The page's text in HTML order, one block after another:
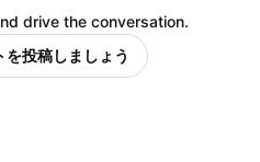
drive the conversation.
投稿しましょう